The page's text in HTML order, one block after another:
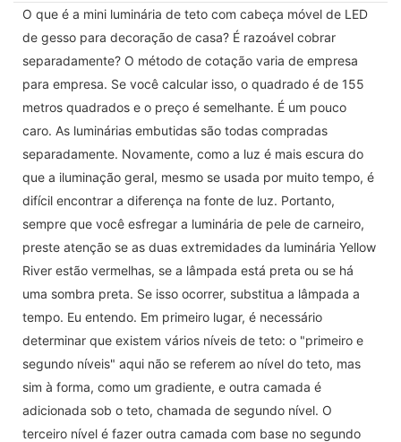
O que é a mini luminária de teto com cabeça móvel de LED
de gesso para decoração de casa? É razoável cobrar
separadamente? O método de cotação varia de empresa
para empresa. Se você calcular isso, o quadrado é de 155
metros quadrados e o preço é semelhante. É um pouco
caro. As luminárias embutidas são todas compradas
separadamente. Novamente, como a luz é mais escura do
que a iluminação geral, mesmo se usada por muito tempo, é
difícil encontrar a diferença na fonte de luz. Portanto,
sempre que você esfregar a luminária de pele de carneiro,
preste atenção se as duas extremidades da luminária Yellow
River estão vermelhas, se a lâmpada está preta ou se há
uma sombra preta. Se isso ocorrer, substitua a lâmpada a
tempo. Eu entendo. Em primeiro lugar, é necessário
determinar que existem vários níveis de teto: o "primeiro e
segundo níveis" aqui não se referem ao nível do teto, mas
sim à forma, como um gradiente, e outra camada é
adicionada sob o teto, chamada de segundo nível. O
terceiro nível é fazer outra camada com base no segundo